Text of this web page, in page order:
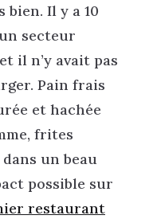
bien. Il y a 10
secteur
il n’y avait pas
Pain frais
et hachée
frites
un beau
possible sur
restaurant